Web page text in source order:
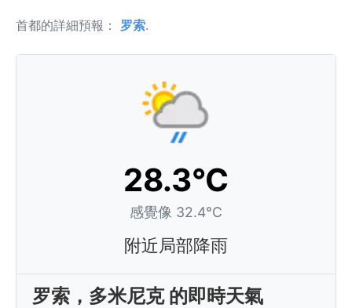
首都的詳細預報： 罗索.
28.3°C
感覺像 32.4°C
附近局部降雨
罗索，多米尼克 的即時天氣